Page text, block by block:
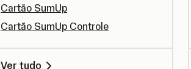
Cartão SumUp
Cartão SumUp Controle
Ver tudo